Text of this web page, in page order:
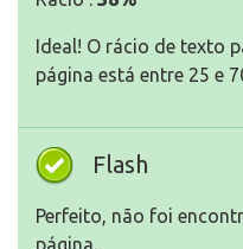
Ideal! O rácio de texto
página está entre 25 e
Flash
Perfeito, não foi
página.